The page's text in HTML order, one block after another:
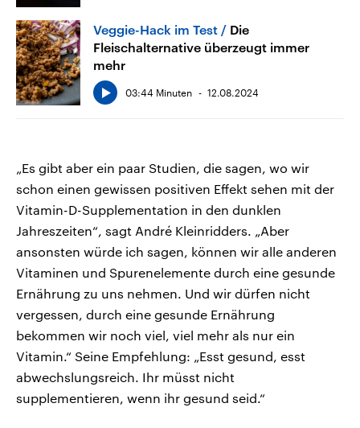
Veggie-Hack im Test
Die
Fleischalternative überzeugt immer
mehr
03:44 Minuten 12.08.2024
„Es gibt aber ein paar Studien, die sagen, wo wir
schon einen gewissen positiven Effekt sehen mit der
Vitamin-D-Supplementation in den dunklen
Jahreszeiten“, sagt André Kleinridders. „Aber
ansonsten würde ich sagen, können wir alle anderen
Vitaminen und Spurenelemente durch eine gesunde
Ernährung zu uns nehmen. Und wir dürfen nicht
vergessen, durch eine gesunde Ernährung
bekommen wir noch viel, viel mehr als nur ein
Vitamin.“ Seine Empfehlung: „Esst gesund, esst
abwechslungsreich. Ihr müsst nicht
supplementieren, wenn ihr gesund seid.“